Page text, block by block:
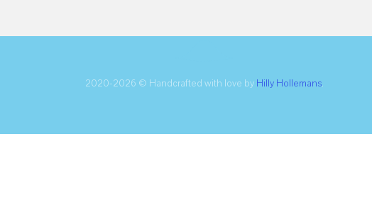
2020-2026 © Handcrafted with love by Hilly Hollemans.